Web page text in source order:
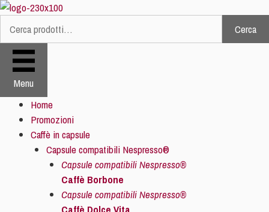
Vai
contenuto
Cerca: Cerca
Menu
Home
Promozioni
Caffè in capsule
Capsule compatibili Nespresso®
Capsule compatibili Nespresso®
Caffè Borbone
Capsule compatibili Nespresso®